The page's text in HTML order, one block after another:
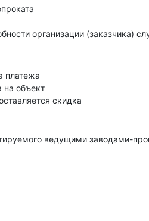
организации (заказчика)
платежа
на объект
скидка
ведущими заводами-